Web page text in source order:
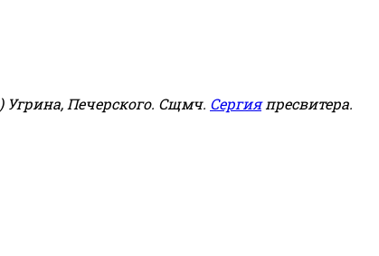
) Угрина, Печерского. Сщмч. Сергияпресвитера.